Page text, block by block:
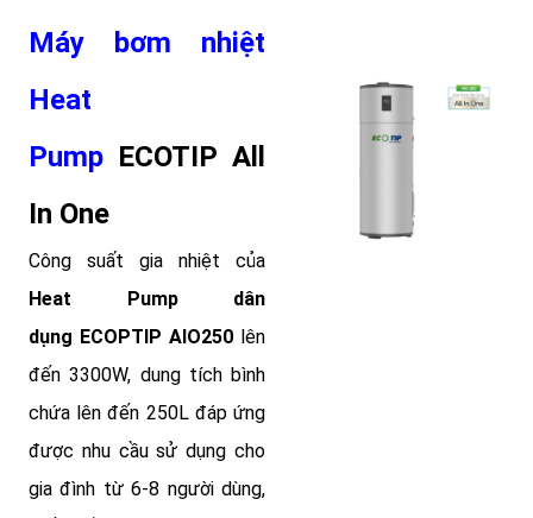
Máy bơm nhiệt
Heat
Pump ECOTIP All
In One
Công suất gia nhiệt của
Heat Pump dân
dụng ECOPTIP AIO250 lên
đến 3300W, dung tích bình
chứa lên đến 250L đáp ứng
được nhu cầu sử dụng cho
gia đình từ 6-8 người dùng,